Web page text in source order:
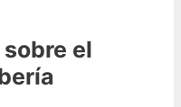
el